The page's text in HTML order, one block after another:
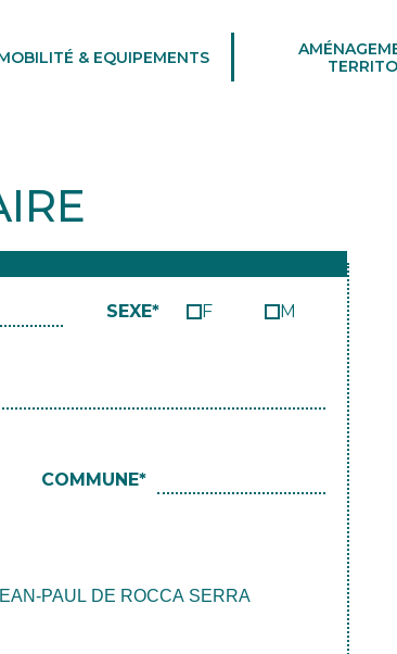
& EQUIPEMENTS
SEXE* F M
COMMUNE*
PAUL DE ROCCA SERRA